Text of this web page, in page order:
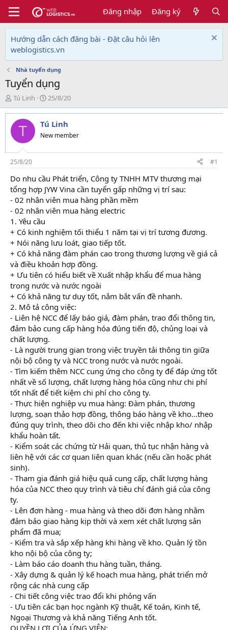
Đăng nhập Đăng ký
Hướng dẫn cách đăng bài - Đặt câu hỏi lên
weblogistics.vn
Nhà tuyển dụng
Tuyển dụng
T
h
r
e
d
s
t
a
r
t
e
Tú Linh
N
g
à
y
g
i
25/8/20
T Tú Linh
New member
25/8/20 #1
Do nhu cầu Phát triển, Công ty TNHH MTV thương mại
tổng hợp JYW Vina cần tuyển gấp những vị trí sau:
- 02 nhân viên mua hàng phần mềm
- 02 nhân viên mua hàng electric
1. Yêu cầu
+ Có kinh nghiệm tối thiểu 1 năm tại vị trí tương đương.
+ Nói năng lưu loát, giao tiếp tốt.
+ Có khả năng đàm phán cao trong thương lượng về giá cả
và điều khoản hợp đồng.
+ Ưu tiên có hiểu biết về Xuất nhập khẩu để mua hàng
trong nước và nước ngoài
+ Có khả năng tư duy tốt, nắm bắt vấn đề nhanh.
2. Mô tả công việc:
- Liên hệ NCC để lấy báo giá, đàm phán, trao đổi thông tin,
đảm bảo cung cấp hàng hóa đúng tiến độ, chủng loại và
chất lượng.
- Là người trung gian trong việc truyền tải thông tin giữa
nội bộ công ty và NCC trong nước và nước ngoài.
- Tìm kiếm thêm NCC cung ứng cho công ty để đáp ứng tốt
nhất về số lượng, chất lượng hàng hóa cũng như chi phí
tốt nhất để tiết kiệm chi phí cho công ty.
- Thực hiện nghiệp vụ mua hàng: Đàm phán, thương
lượng, soạn thảo hợp đồng, thông báo hàng về kho...theo
đúng quy trình, theo dõi cho đến khi việc nhập kho/ nhập
khẩu hoàn tất.
- Kiểm soát các chứng từ Hải quan, thủ tục nhận hàng và
liên hệ với các cơ quan liên quan khác (nếu cần hoặc phát
sinh).
- Tham gia đánh giá hiệu quả cung cấp, chất lượng hàng
hóa của NCC theo quy trình và tiêu chí đánh giá của công
ty.
- Lên đơn hàng - mua hàng và theo dõi đơn hàng nhằm
đảm bảo giao hàng kịp thời và xem xét chất lượng sản
phẩm đã mua;
- Kiểm tra và sắp xếp hàng khi hàng về kho. Quản lý tồn
kho nội bộ của công ty;
- Làm báo cáo doanh thu hàng tuần, tháng.
- Xây dựng & quản lý kế hoạch mua hàng, phát triển mở
rộng các nhà cung cấp
- Chi tiết công việc trao đổi khi phỏng vấn
- Ưu tiên các bạn học ngành Kỹ thuật, Kế toán, Kinh tế,
Ngoại Thương và khả năng Tiếng Anh tốt.
QUYỀN LỢI CỦA ỨNG VIÊN: